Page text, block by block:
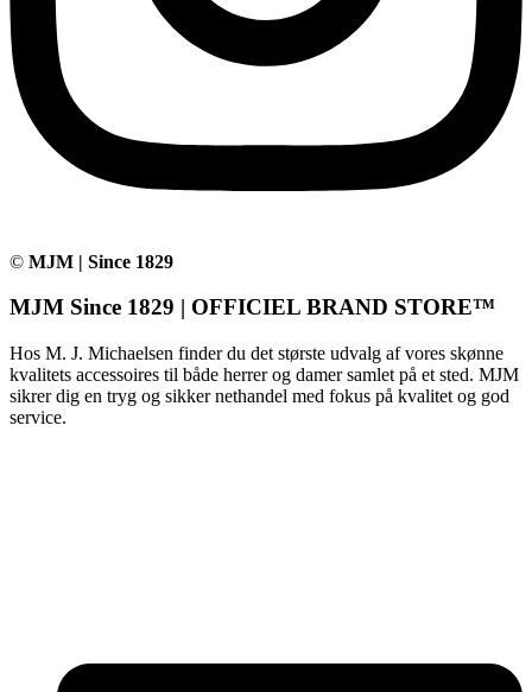
© MJM | Since 1829
MJM Since 1829 | OFFICIEL BRAND STORE™
Hos M. J. Michaelsen finder du det største udvalg af vores skønne
kvalitets accessoires til både herrer og damer samlet på et sted. MJM
sikrer dig en tryg og sikker nethandel med fokus på kvalitet og god
service.